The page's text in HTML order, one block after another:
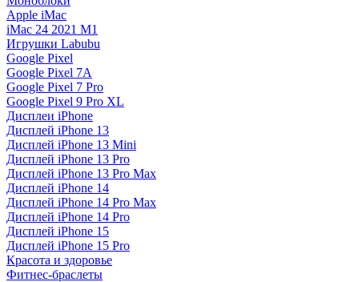
Apple iMac
iMac 24 2021 M1
Игрушки Labubu
Google Pixel
Google Pixel 7А
Google Pixel 7 Pro
Google Pixel 9 Pro XL
Дисплеи iPhone
Дисплей iPhone 13
Дисплей iPhone 13 Mini
Дисплей iPhone 13 Pro
Дисплей iPhone 13 Pro Max
Дисплей iPhone 14
Дисплей iPhone 14 Pro Max
Дисплей iPhone 14 Pro
Дисплей iPhone 15
Дисплей iPhone 15 Pro
Красота и здоровье
Фитнес-браслеты